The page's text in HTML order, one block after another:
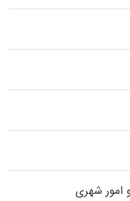
امور شهری